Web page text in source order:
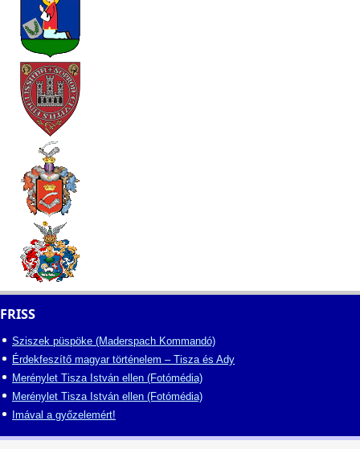
FRISS
Sziszek püspöke (Maderspach Kommandó)
Érdekfeszítő magyar történelem – Tisza és Ady
Merénylet Tisza István ellen (Fotómédia)
Merénylet Tisza István ellen (Fotómédia)
Imával a győzelemért!